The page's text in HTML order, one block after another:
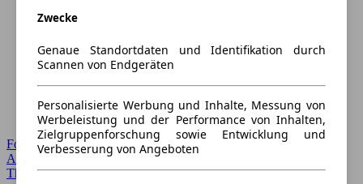
Forum Startseite
Alle Auto-Foren
Themen-Forum
Zwecke
Genaue Standortdaten und Identifikation durch
Scannen von Endgeräten
Personalisierte Werbung und Inhalte, Messung von
Werbeleistung und der Performance von Inhalten,
Zielgruppenforschung sowie Entwicklung und
Verbesserung von Angeboten